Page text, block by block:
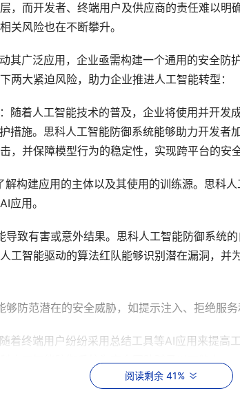
，而开发者、终端用户及供应商的责任难以明
关风险也在不断攀升。
其广泛应用，企业亟需构建一个通用的安全防
两大紧迫风险，助力企业推进人工智能转型：
随着人工智能技术的普及，企业将使用并开发
措施。思科人工智能防御系统能够助力开发者
，并保障模型行为的稳定性，实现跨平台的安
解构建应用的主体以及其使用的训练源。思科
应用。
导致有害或意外结果。思科人工智能防御系统
工智能驱动的算法红队能够识别潜在漏洞，并
够防范潜在的安全威胁，如提示注入、拒绝服务
着终端用户纷纷采用总结工具等AI应用来提高
人工智能防御系统为安全团队赋予以下能力：
用的未授权和已授权的AI应用。
阅读剩余 41%